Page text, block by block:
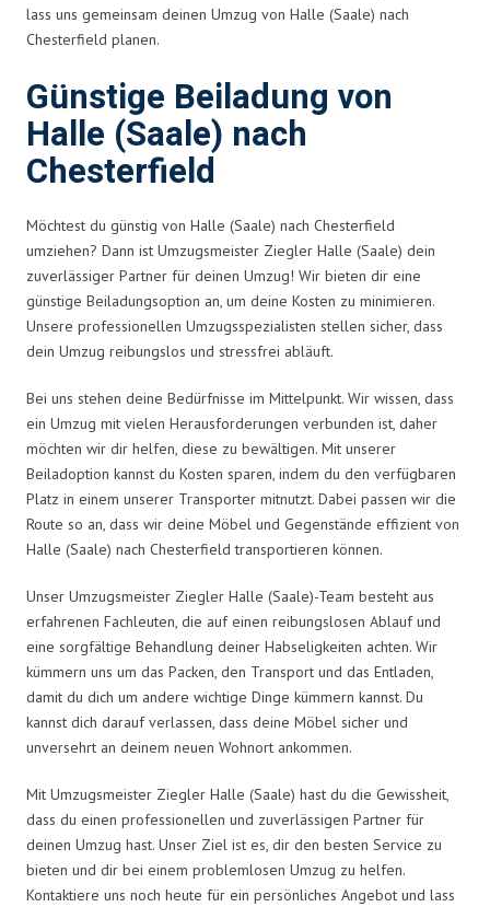
lass uns gemeinsam deinen Umzug von Halle (Saale) nach
Chesterfield planen.
Günstige Beiladung von
Halle (Saale) nach
Chesterfield
Möchtest du günstig von Halle (Saale) nach Chesterfield
umziehen? Dann ist Umzugsmeister Ziegler Halle (Saale) dein
zuverlässiger Partner für deinen Umzug! Wir bieten dir eine
günstige Beiladungsoption an, um deine Kosten zu minimieren.
Unsere professionellen Umzugsspezialisten stellen sicher, dass
dein Umzug reibungslos und stressfrei abläuft.
Bei uns stehen deine Bedürfnisse im Mittelpunkt. Wir wissen, dass
ein Umzug mit vielen Herausforderungen verbunden ist, daher
möchten wir dir helfen, diese zu bewältigen. Mit unserer
Beiladoption kannst du Kosten sparen, indem du den verfügbaren
Platz in einem unserer Transporter mitnutzt. Dabei passen wir die
Route so an, dass wir deine Möbel und Gegenstände effizient von
Halle (Saale) nach Chesterfield transportieren können.
Unser Umzugsmeister Ziegler Halle (Saale)-Team besteht aus
erfahrenen Fachleuten, die auf einen reibungslosen Ablauf und
eine sorgfältige Behandlung deiner Habseligkeiten achten. Wir
kümmern uns um das Packen, den Transport und das Entladen,
damit du dich um andere wichtige Dinge kümmern kannst. Du
kannst dich darauf verlassen, dass deine Möbel sicher und
unversehrt an deinem neuen Wohnort ankommen.
Mit Umzugsmeister Ziegler Halle (Saale) hast du die Gewissheit,
dass du einen professionellen und zuverlässigen Partner für
deinen Umzug hast. Unser Ziel ist es, dir den besten Service zu
bieten und dir bei einem problemlosen Umzug zu helfen.
Kontaktiere uns noch heute für ein persönliches Angebot und lass